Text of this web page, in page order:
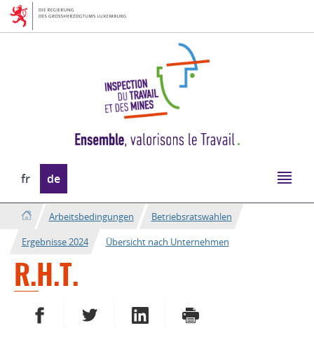
Zur
Navigation
Zum
Inhalt
Sprache
wechseln
fr de
Arbeitsbedingungen
Betriebsratswahlen
Ergebnisse 2024
Übersicht nach Unternehmen
R.H.T.
AUF FACEBOOK TEILENAUF TWITTER TEILENAUF LINKEDIN TEILEN
DRUCKEN